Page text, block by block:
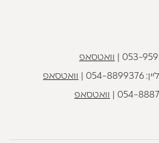
053- וואטסאפ
054-8899376 וואטסאפ
054- וואטסאפ